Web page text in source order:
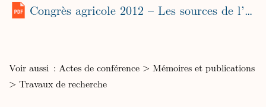
Congrès agricole 2012 – Les sources de l’agriculture
Voir aussi : Actes de conférence > Mémoires et publications
> Travaux de recherche